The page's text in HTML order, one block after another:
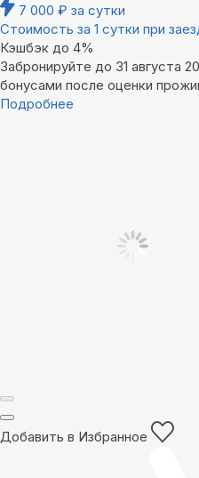
7 000 ₽ за сутки
Стоимость за 1 сутки при
Кэшбэк до 4%
Забронируйте до 31 августа
бонусами после оценки
Подробнее
Добавить в Избранное